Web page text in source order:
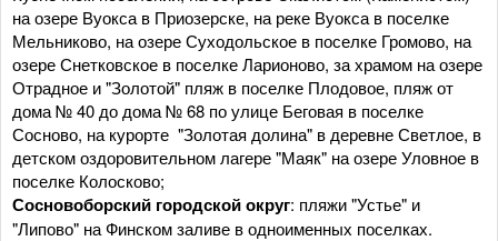
на озере Вуокса в Приозерске, на реке Вуокса в поселке
Мельниково, на озере Суходольское в поселке Громово, на
озере Снетковское в поселке Ларионово, за храмом на озере
Отрадное и "Золотой" пляж в поселке Плодовое, пляж от
дома № 40 до дома № 68 по улице Беговая в поселке
Сосново, на курорте "Золотая долина" в деревне Светлое, в
детском оздоровительном лагере "Маяк" на озере Уловное в
поселке Колосково;
Сосновоборский городской округ: пляжи "Устье" и
"Липово" на Финском заливе в одноименных поселках.